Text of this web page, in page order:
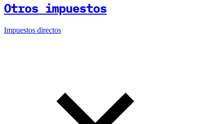
Otros impuestos
Impuestos directos